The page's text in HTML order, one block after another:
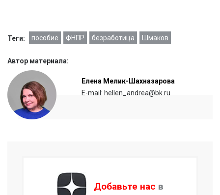
Теги: пособие ФНПР безработица Шмаков
Автор материала:
Елена Мелик-Шахназарова
E-mail: hellen_andrea@bk.ru
Добавьте нас в